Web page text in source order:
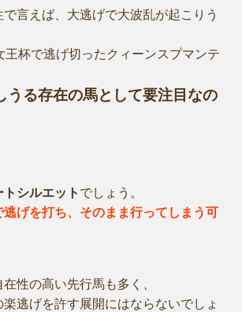
言えば、大逃げで大波乱が起こりう
王杯で逃げ切ったクィーンスプマンテ
うる存在の馬として要注目なの
トシルエット でしょう。
げを打ち、そのまま行ってしまう可
性の高い先行馬も多く、
逃げを許す展開にはならないでしょ